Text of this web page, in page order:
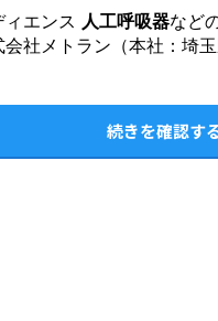
エンス 人工呼吸器など
社メトラン（本社：埼
続きを確認す